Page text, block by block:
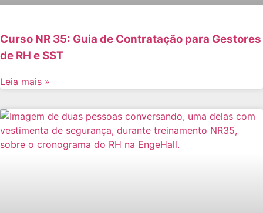
Curso NR 35: Guia de Contratação para Gestores
de RH e SST
Leia mais »